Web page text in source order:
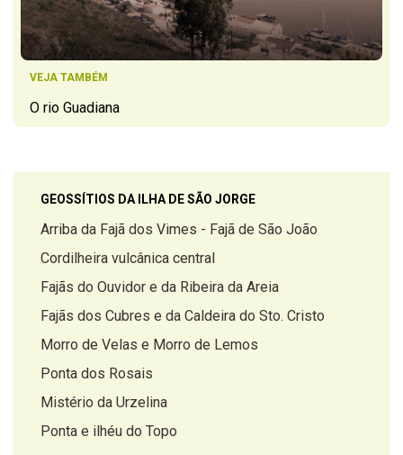
VEJA TAMBÉM
O rio Guadiana
GEOSSÍTIOS DA ILHA DE SÃO JORGE
Arriba da Fajã dos Vimes - Fajã de São João
Cordilheira vulcânica central
Fajãs do Ouvidor e da Ribeira da Areia
Fajãs dos Cubres e da Caldeira do Sto. Cristo
Morro de Velas e Morro de Lemos
Ponta dos Rosais
Mistério da Urzelina
Ponta e ilhéu do Topo